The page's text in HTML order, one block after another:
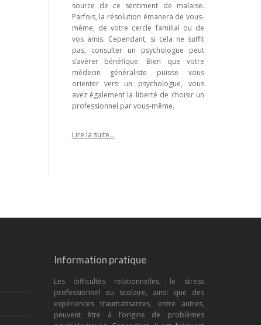
source de ce sentiment de malaise.
Parfois, la résolution émanera de vous-
même, de votre cercle familial ou de
vos amis. Cependant, si cela ne suffit
pas, consulter un psychologue peut
s’avérer bénéfique. Bien que votre
médecin généraliste puisse vous
orienter vers un psychologue, vous
avez également la liberté de choisir un
professionnel par vous-même.
Lire la suite…
Information pratique
Les difficultés relationnelles, le stress
professionnel ou scolaire, ainsi que des
expériences traumatisantes, entre autres,
peuvent être à l’origine de problèmes